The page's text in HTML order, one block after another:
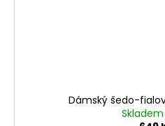
Dámský šedo-
Skladem